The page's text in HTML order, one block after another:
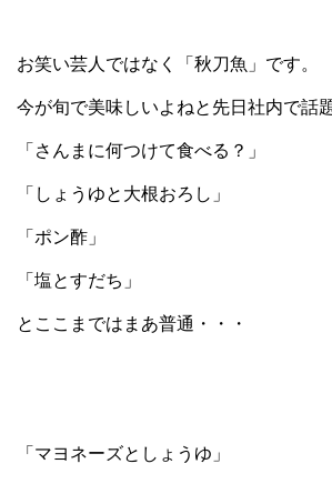
お笑い芸人ではなく「秋刀魚」です。
今が旬で美味しいよねと先日社内で話
「さんまに何つけて食べる？」
「しょうゆと大根おろし」
「ポン酢」
「塩とすだち」
とここまではまあ普通・・・
「マヨネーズとしょうゆ」